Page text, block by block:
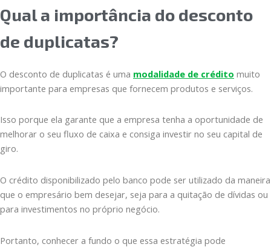
Qual a importância do desconto
de duplicatas?
O desconto de duplicatas é uma modalidade de crédito muito
importante para empresas que fornecem produtos e serviços.
Isso porque ela garante que a empresa tenha a oportunidade de
melhorar o seu fluxo de caixa e consiga investir no seu capital de
giro.
O crédito disponibilizado pelo banco pode ser utilizado da maneira
que o empresário bem desejar, seja para a quitação de dívidas ou
para investimentos no próprio negócio.
Portanto, conhecer a fundo o que essa estratégia pode